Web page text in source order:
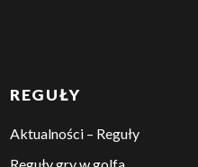
REGUŁY
Aktualności – Reguły